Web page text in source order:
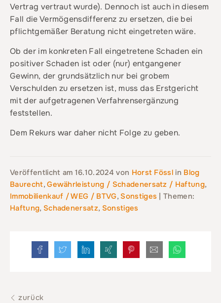
Vertrag vertraut wurde). Dennoch ist auch in diesem
Fall die Vermögensdifferenz zu ersetzen, die bei
pflichtgemäßer Beratung nicht eingetreten wäre.
Ob der im konkreten Fall eingetretene Schaden ein
positiver Schaden ist oder (nur) entgangener
Gewinn, der grundsätzlich nur bei grobem
Verschulden zu ersetzen ist, muss das Erstgericht
mit der aufgetragenen Verfahrensergänzung
feststellen.
Dem Rekurs war daher nicht Folge zu geben.
Veröffentlicht am 16.10.2024 von Horst Fössl in Blog
Baurecht,Gewährleistung / Schadenersatz / Haftung,
Immobilienkauf / WEG / BTVG, Sonstiges | Themen:
Haftung, Schadenersatz, Sonstiges
zurück